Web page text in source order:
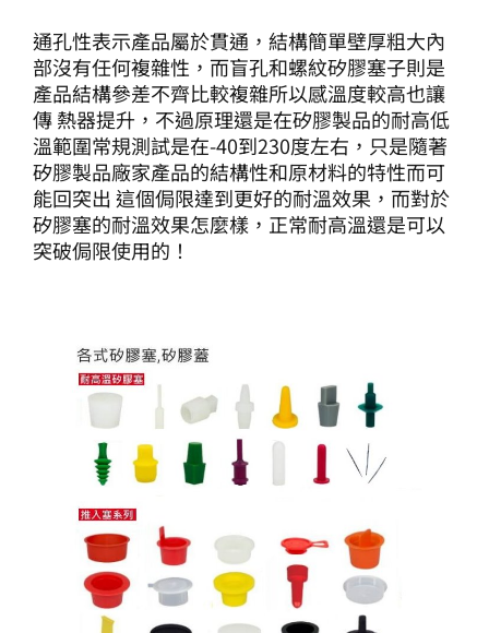
通孔性表示產品屬於貫通，結構簡單壁厚粗大內
部沒有任何複雜性，而盲孔和螺紋矽膠塞子則是
產品結構參差不齊比較複雜所以感溫度較高也讓
傳 熱器提升，不過原理還是在矽膠製品的耐高低
溫範圍常規測試是在-40到230度左右，只是隨著
矽膠製品廠家產品的結構性和原材料的特性而可
能回突出 這個侷限達到更好的耐溫效果，而對於
矽膠塞的耐溫效果怎麼樣，正常耐高溫還是可以
突破侷限使用的！
矽膠塞